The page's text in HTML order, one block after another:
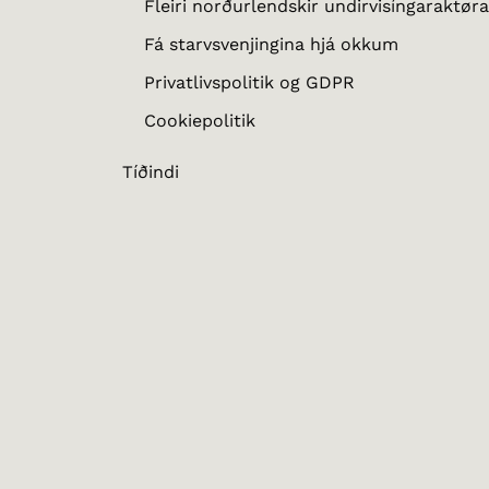
Fleiri norðurlendskir
Fá starvsvenjingina hjá okkum
Privatlivspolitik og GDPR
Cookiepolitik
Tíðindi